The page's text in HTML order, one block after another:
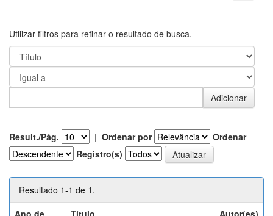
Utilizar filtros para refinar o resultado de busca.
Result./Pág. | Ordenar por
Ordenar
Registro(s)
Resultado 1-1 de 1.
Ano de
Título Autor(es)